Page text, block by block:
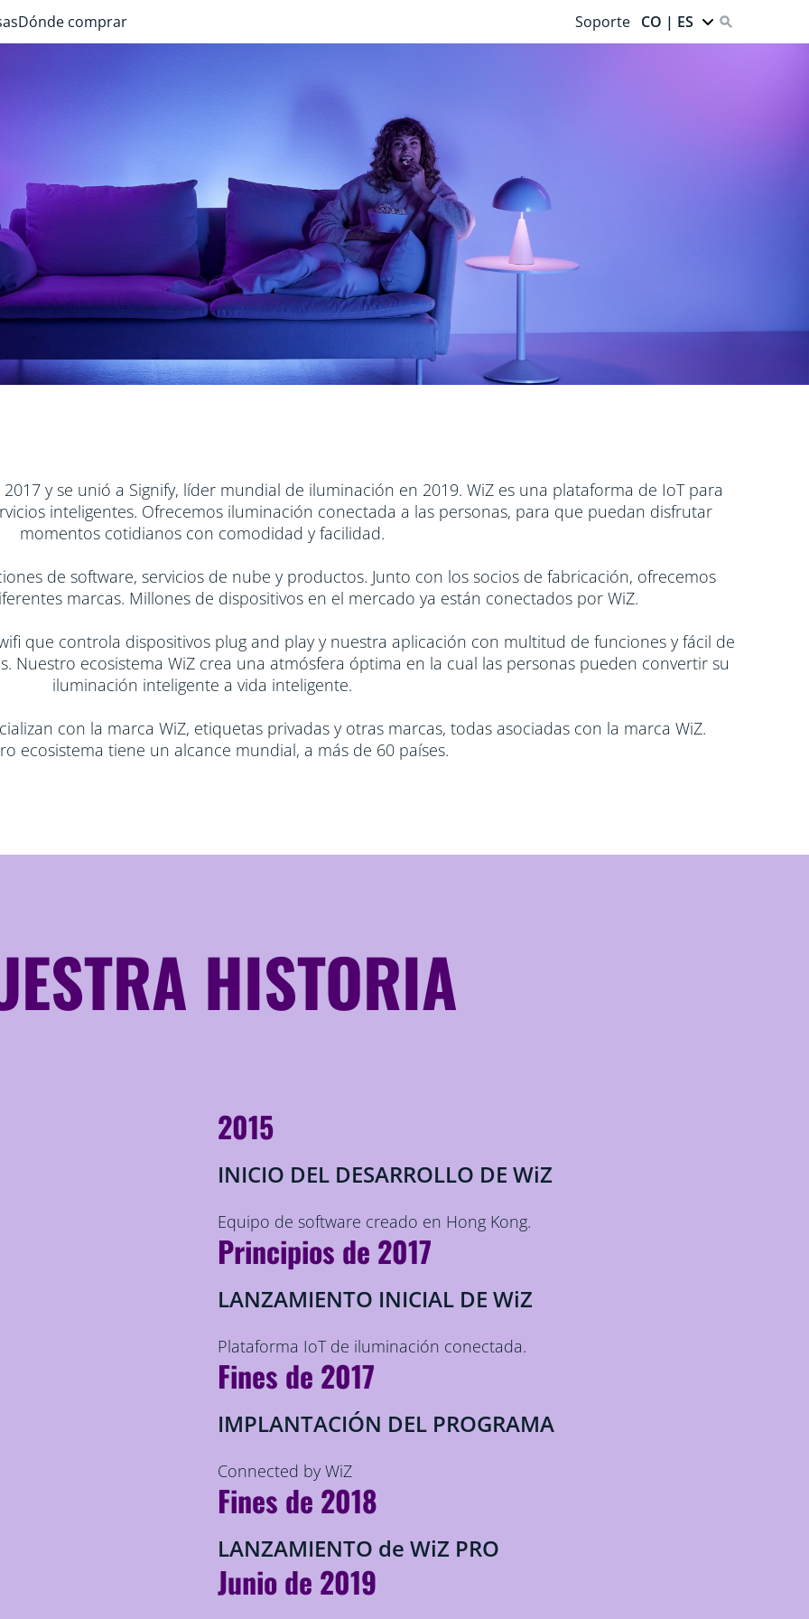
Dónde comprar Soporte CO | ES
y se unió a Signify, líder mundial de iluminación en 2019. WiZ es una plataforma de IoT para
inteligentes. Ofrecemos iluminación conectada a las personas, para que puedan disfrutar
momentos cotidianos con comodidad y facilidad.
de software, servicios de nube y productos. Junto con los socios de fabricación, ofrecemos
marcas. Millones de dispositivos en el mercado ya están conectados por WiZ.
que controla dispositivos plug and play y nuestra aplicación con multitud de funciones y fácil de
Nuestro ecosistema WiZ crea una atmósfera óptima en la cual las personas pueden convertir su
iluminación inteligente a vida inteligente.
con la marca WiZ, etiquetas privadas y otras marcas, todas asociadas con la marca WiZ.
ecosistema tiene un alcance mundial, a más de 60 países.
HISTORIA
2015
INICIO DEL DESARROLLO DE WiZ
Equipo de software creado en Hong Kong.
Principios de 2017
LANZAMIENTO INICIAL DE WiZ
Plataforma IoT de iluminación conectada.
Fines de 2017
IMPLANTACIÓN DEL PROGRAMA
Connected by WiZ
Fines de 2018
LANZAMIENTO de WiZ PRO
Junio de 2019